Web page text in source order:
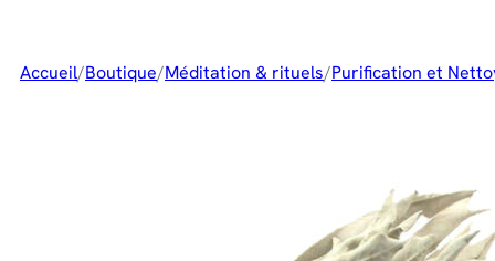
Accueil/Boutique/Méditation & rituels/Purification et